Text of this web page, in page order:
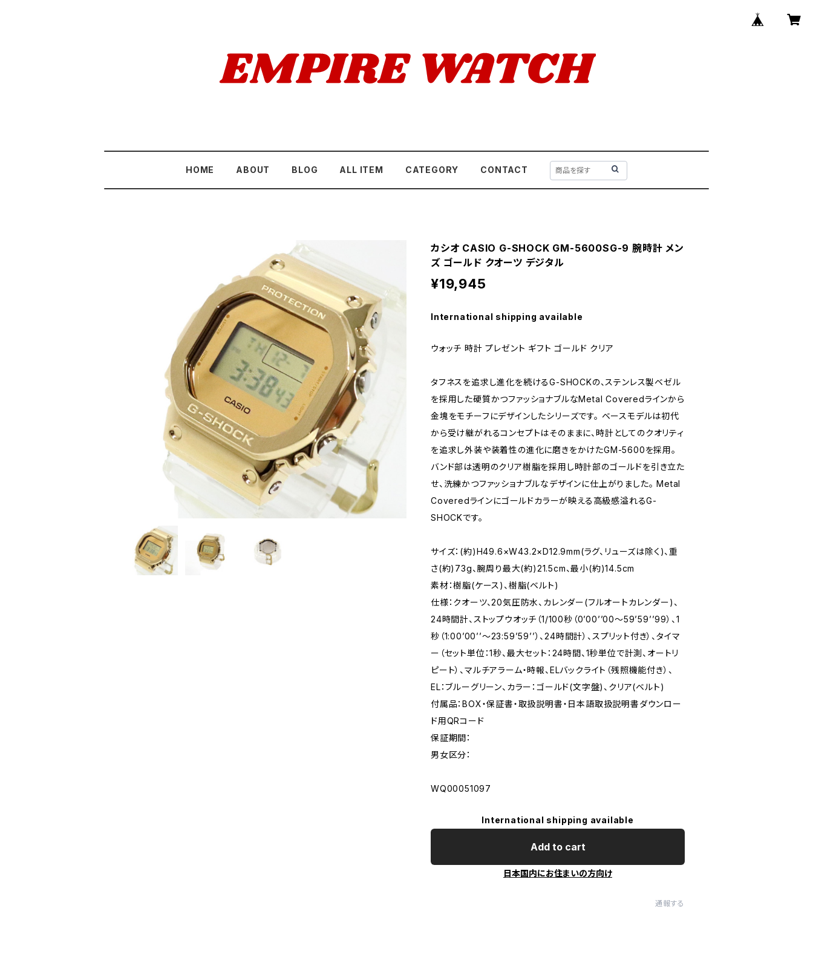
HOME ABOUT BLOG ALL ITEM CATEGORY CONTACT
カシオ CASIO G-SHOCK GM-5600SG-9 腕時計 メン
ズ ゴールド クオーツ デジタル
¥19,945
International shipping available
ウォッチ 時計 プレゼント ギフト ゴールド クリア
タフネスを追求し進化を続けるG-SHOCKの、ステンレス製ベゼル
を採用した硬質かつファッショナブルなMetal Coveredラインから
金塊をモチーフにデザインしたシリーズです。 ベースモデルは初代
から受け継がれるコンセプトはそのままに、時計としてのクオリティ
を追求し外装や装着性の進化に磨きをかけたGM-5600を採用。
バンド部は透明のクリア樹脂を採用し時計部のゴールドを引き立た
せ、洗練かつファッショナブルなデザインに仕上がりました。 Metal
Coveredラインにゴールドカラーが映える高級感溢れるG-
SHOCKです。
サイズ：(約)H49.6×W43.2×D12.9mm(ラグ、リューズは除く)、重
さ(約)73g、腕周り最大(約)21.5cm、最小(約)14.5cm
素材：樹脂(ケース)、樹脂(ベルト)
仕様：クオーツ、20気圧防水、カレンダー(フルオートカレンダー)、
24時間計、ストップウオッチ（1/100秒（0’00’’00〜59’59’’99）、1
秒（1:00’00’’〜23:59’59’’）、24時間計）、スプリット付き）、タイマ
ー（セット単位：1秒、最大セット：24時間、1秒単位で計測、オートリ
ピート）、マルチアラーム・時報、ELバックライト（残照機能付き）、
EL：ブルーグリーン、カラー：ゴールド(文字盤)、クリア(ベルト)
付属品：BOX・保証書・取扱説明書・日本語取扱説明書ダウンロー
ド用QRコード
保証期間：
男女区分：
WQ00051097
International shipping available
Add to cart
日本国内にお住まいの方向け
通報する